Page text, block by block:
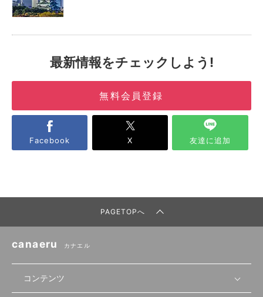
最新情報をチェックしよう!
無料会員登録
Facebook X 友達に追加
PAGETOPへ
canaeru カナエル
コンテンツ